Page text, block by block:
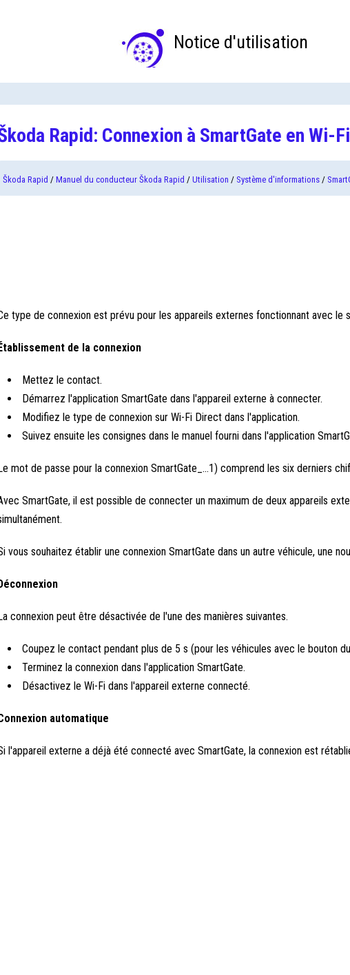
Notice d'utilisation
Rapid: Connexion à SmartGate en Wi-
Škoda Rapid / Manuel du conducteur Škoda Rapid / Utilisation / Système d'informations /
type de connexion est prévu pour les appareils externes fonctionnant avec le
de la connexion
Mettez le contact.
Démarrez l'application SmartGate dans l'appareil externe à connecter.
Modifiez le type de connexion sur Wi-Fi Direct dans l'application.
Suivez ensuite les consignes dans le manuel fourni dans l'application
mot de passe pour la connexion SmartGate_...1) comprend les six derniers
SmartGate, il est possible de connecter un maximum de deux appareils
vous souhaitez établir une connexion SmartGate dans un autre véhicule, une
connexion peut être désactivée de l'une des manières suivantes.
Coupez le contact pendant plus de 5 s (pour les véhicules avec le bouton
Terminez la connexion dans l'application SmartGate.
Désactivez le Wi-Fi dans l'appareil externe connecté.
automatique
l'appareil externe a déjà été connecté avec SmartGate, la connexion est